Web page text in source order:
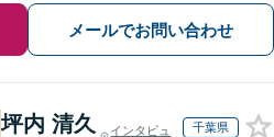
メールでお問い合わせ
坪内 清久
インタビュ
千葉県